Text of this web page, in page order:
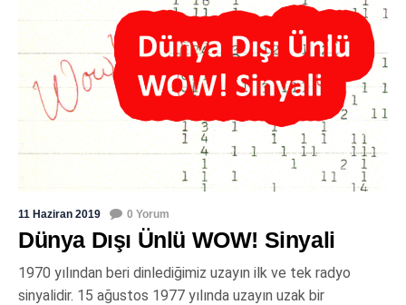
11 Haziran 2019 0 Yorum
Dünya Dışı Ünlü WOW! Sinyali
1970 yılından beri dinlediğimiz uzayın ilk ve tek radyo
sinyalidir. 15 ağustos 1977 yılında uzayın uzak bir